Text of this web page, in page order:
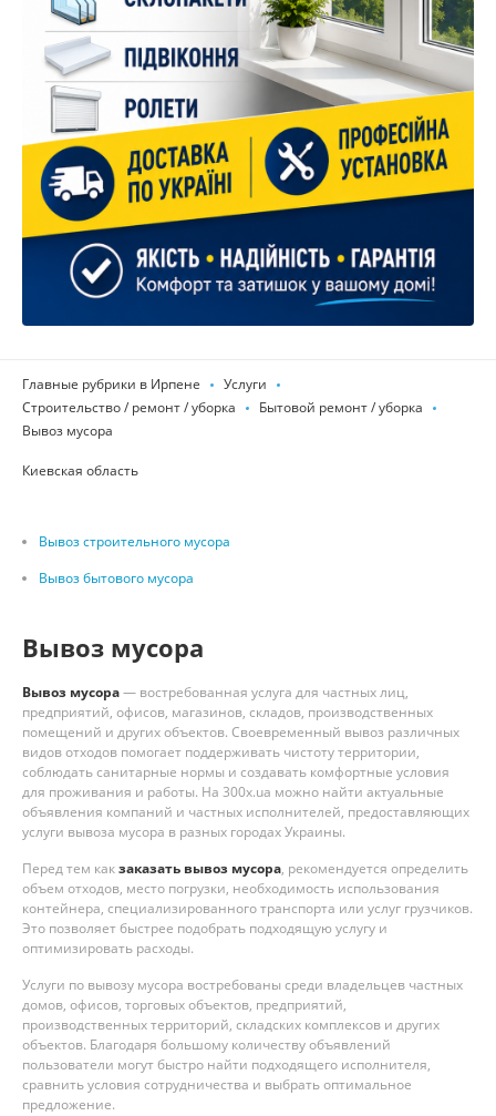
Главные рубрики в Ирпене
Услуги
Строительство / ремонт / уборка
Бытовой ремонт / уборка
Вывоз мусора
Киевская область
Вывоз строительного мусора
Вывоз бытового мусора
Вывоз мусора
Вывоз мусора— востребованная услуга для частных лиц,
предприятий, офисов, магазинов, складов, производственных
помещений и других объектов. Своевременный вывоз различных
видов отходов помогает поддерживать чистоту территории,
соблюдать санитарные нормы и создавать комфортные условия
для проживания и работы. На 300x.ua можно найти актуальные
объявления компаний и частных исполнителей, предоставляющих
услуги вывоза мусора в разных городах Украины.
Перед тем какзаказать вывоз мусора, рекомендуется определить
объем отходов, место погрузки, необходимость использования
контейнера, специализированного транспорта или услуг грузчиков.
Это позволяет быстрее подобрать подходящую услугу и
оптимизировать расходы.
Услуги по вывозу мусора востребованы среди владельцев частных
домов, офисов, торговых объектов, предприятий,
производственных территорий, складских комплексов и других
объектов. Благодаря большому количеству объявлений
пользователи могут быстро найти подходящего исполнителя,
сравнить условия сотрудничества и выбрать оптимальное
предложение.